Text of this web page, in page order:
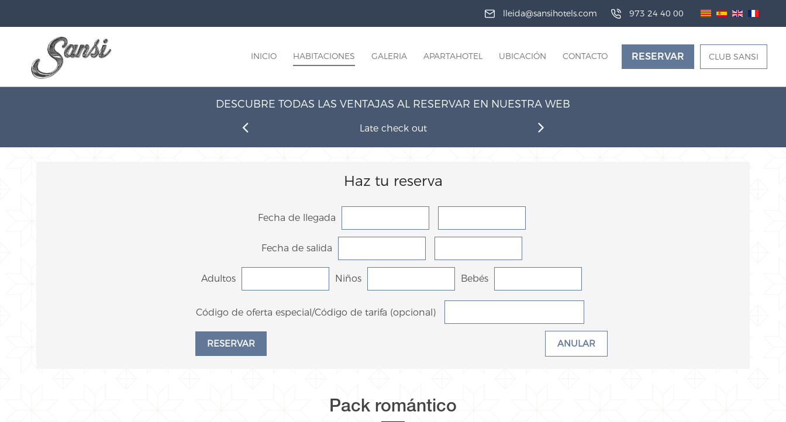
lleida@sansihotels.com 973 24 40 00
INICIO HABITACIONES GALERIA APARTAHOTEL UBICACIÓN CONTACTO RESERVAR CLUB SANSI
DESCUBRE TODAS LAS VENTAJAS AL RESERVAR EN NUESTRA WEB
Late check out
Haz tu reserva
Fecha de llegada
Fecha de salida
Adultos Niños Bebés
Código de oferta especial/Código de tarifa (opcional)
ANULAR
Pack romántico